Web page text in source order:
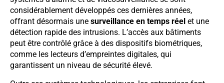
considérablement développés ces dernières années,
offrant désormais une surveillance en temps réel et une
détection rapide des intrusions. L’accès aux bâtiments
peut être contrôlé grâce à des dispositifs biométriques,
comme les lecteurs d’empreintes digitales, qui
garantissent un niveau de sécurité élevé.